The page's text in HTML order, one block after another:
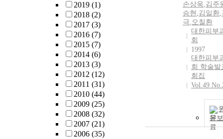
2019 (1)
2018 (2)
2017 (3)
2016 (7)
2015 (7)
2014 (6)
2013 (3)
2012 (12)
2011 (31)
2010 (44)
2009 (25)
2008 (32)
2007 (21)
2006 (35)
손상욱,김주
승현 ,김일환,
극,오칠환
대한피부
회
1997
대한피부
회 학술발
회집
Vol.49
문